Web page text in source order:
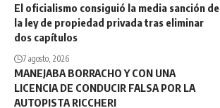
El oficialismo consiguió la media sanción de
la ley de propiedad privada tras eliminar
dos capítulos
7 agosto, 2026
MANEJABA BORRACHO Y CON UNA
LICENCIA DE CONDUCIR FALSA POR LA
AUTOPISTA RICCHERI